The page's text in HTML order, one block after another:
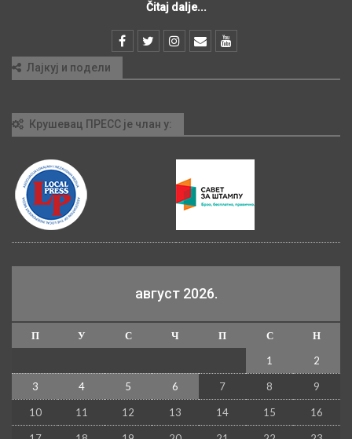
Čitaj dalje...
Лајкуј и подели
Крушевац ПРЕСС је члан у:
август 2026.
П У С Ч П С
Н
1
2
3 4 5 6 7 8 9
10 11 12 13 14 15 16